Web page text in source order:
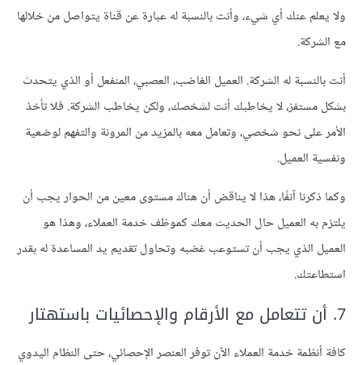
ولا يعلم عنك أي شيء، وأنت بالنسبة له عبارة عن قناة يتواصل من خلالها
مع الشركة.
أنت بالنسبة له الشركة. العميل الغاضب، العصبي، المنفعل أو الذي يتحدث
بشكل مستفز، لا يخاطبك أنت لشخصك، ولكن يخاطب الشركة. فلا تأخذ
الأمر على نحو شخصي، وتعامل معه بالمزيد من المرونة والتفهم لوضعية
ونفسية العميل.
وكما ذكرنا آنفًا، هذا لا يناقض أن هناك مستوى معين من الحوار يجب أن
يلتزم به العميل حال الحديث معك كموظف خدمة العملاء، وهذا هو
العميل الذي يجب أن تستوعب غضبه وتحاول تقديم يد المساعدة له بقدر
استطاعتك.
7. أن تتعامل مع الأرقام والإحصائيات باستهتار
كافة أنظمة خدمة العملاء الآن توفر العنصر الإحصائي، حتى النظام اليدوي